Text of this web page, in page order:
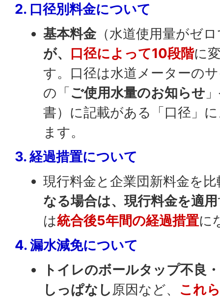
2. 口径別料金について
基本料金（水道使用量がゼ
が、 口径によって10段階に
す。口径は水道メーターの
の「ご使用水量のお知らせ
書）に記載がある「口径」
ます。
3. 経過措置について
現行料金と企業団新料金を
なる場合は、現行料金を適用
は統合後5年間の経過措置に
4. 漏水減免について
トイレのボールタップ不良
しっぱなし 原因など、 これ